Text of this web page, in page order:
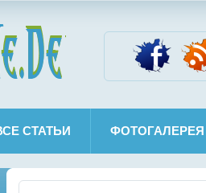
СТАТЬИ ФОТОГАЛЕРЕЯ